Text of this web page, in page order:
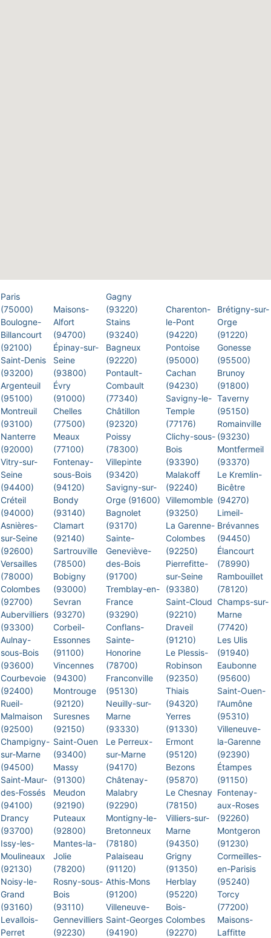
Paris
(75000)
Boulogne-
Billancourt
(92100)
Saint-Denis
(93200)
Argenteuil
(95100)
Montreuil
(93100)
Nanterre
(92000)
Vitry-sur-
Seine
(94400)
Créteil
(94000)
Asnières-
sur-Seine
(92600)
Versailles
(78000)
Colombes
(92700)
Aubervilliers
(93300)
Aulnay-
sous-Bois
(93600)
Courbevoie
(92400)
Rueil-
Malmaison
(92500)
Champigny-
sur-Marne
(94500)
Saint-Maur-
des-Fossés
(94100)
Drancy
(93700)
Issy-les-
Moulineaux
(92130)
Noisy-le-
Grand
(93160)
Levallois-
Perret
Maisons-
Alfort
(94700)
Épinay-sur-
Seine
(93800)
Évry
(91000)
Chelles
(77500)
Meaux
(77100)
Fontenay-
sous-Bois
(94120)
Bondy
(93140)
Clamart
(92140)
Sartrouville
(78500)
Bobigny
(93000)
Sevran
(93270)
Corbeil-
Essonnes
(91100)
Vincennes
(94300)
Montrouge
(92120)
Suresnes
(92150)
Saint-Ouen
(93400)
Massy
(91300)
Meudon
(92190)
Puteaux
(92800)
Mantes-la-
Jolie
(78200)
Rosny-sous-
Bois
(93110)
Gennevilliers
(92230)
Gagny
(93220)
Stains
(93240)
Bagneux
(92220)
Pontault-
Combault
(77340)
Châtillon
(92320)
Poissy
(78300)
Villepinte
(93420)
Savigny-sur-
Orge (91600)
Bagnolet
(93170)
Sainte-
Geneviève-
des-Bois
(91700)
Tremblay-en-
France
(93290)
Conflans-
Sainte-
Honorine
(78700)
Franconville
(95130)
Neuilly-sur-
Marne
(93330)
Le Perreux-
sur-Marne
(94170)
Châtenay-
Malabry
(92290)
Montigny-le-
Bretonneux
(78180)
Palaiseau
(91120)
Athis-Mons
(91200)
Villeneuve-
Saint-Georges
(94190)
Charenton-
le-Pont
(94220)
Pontoise
(95000)
Cachan
(94230)
Savigny-le-
Temple
(77176)
Clichy-sous-
Bois
(93390)
Malakoff
(92240)
Villemomble
(93250)
La Garenne-
Colombes
(92250)
Pierrefitte-
sur-Seine
(93380)
Saint-Cloud
(92210)
Draveil
(91210)
Le Plessis-
Robinson
(92350)
Thiais
(94320)
Yerres
(91330)
Ermont
(95120)
Bezons
(95870)
Le Chesnay
(78150)
Villiers-sur-
Marne
(94350)
Grigny
(91350)
Herblay
(95220)
Bois-
Colombes
(92270)
Brétigny-sur-
Orge
(91220)
Gonesse
(95500)
Brunoy
(91800)
Taverny
(95150)
Romainville
(93230)
Montfermeil
(93370)
Le Kremlin-
Bicêtre
(94270)
Limeil-
Brévannes
(94450)
Élancourt
(78990)
Rambouillet
(78120)
Champs-sur-
Marne
(77420)
Les Ulis
(91940)
Eaubonne
(95600)
Saint-Ouen-
l'Aumône
(95310)
Villeneuve-
la-Garenne
(92390)
Étampes
(91150)
Fontenay-
aux-Roses
(92260)
Montgeron
(91230)
Cormeilles-
en-Parisis
(95240)
Torcy
(77200)
Maisons-
Laffitte